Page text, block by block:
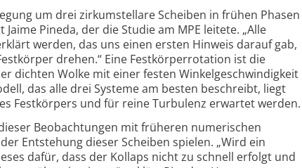
um drei zirkum­stellare Scheiben in frühen Phasen
Pineda, der die Studie am MPE leitete. „Alle
werden, das uns einen ersten Hinweis darauf gab,
drehen.“ Eine Festkörper­rotation ist die
dichten Wolke mit einer festen Winkel­geschwin­dig­keit
das alle drei Systeme am besten beschreibt, liegt
Festkörpers und für reine Turbulenz erwartet werden.
Beobachtungen mit früheren numerischen
Entstehung dieser Scheiben spielen. „Wird ein
dafür, dass der Kollaps nicht zu schnell erfolgt und